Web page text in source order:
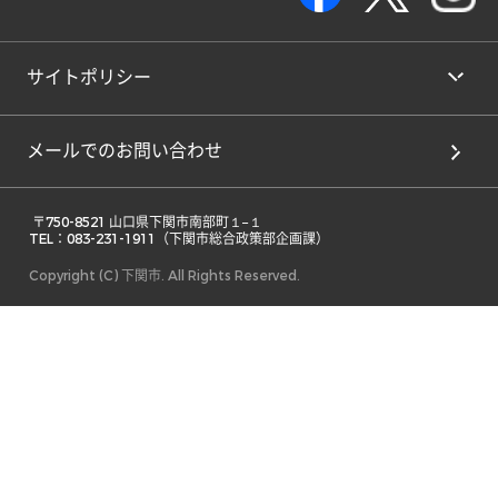
サイトポリシー
メールでのお問い合わせ
TEL：083-231-1911（下関市総合政策部企画課）
Copyright (C) 下関市. All Rights Reserved.